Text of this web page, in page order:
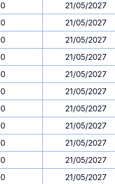
0
21/05/2027
0
21/05/2027
0
21/05/2027
0
21/05/2027
0
21/05/2027
0
21/05/2027
0
21/05/2027
0
21/05/2027
0
21/05/2027
0
21/05/2027
0
21/05/2027